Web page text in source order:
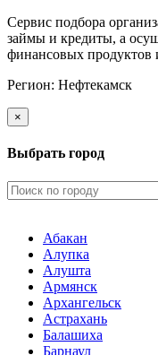
Сервис подбора
займы и кредиты, а
финансовых продуктов
Регион: Нефтекамск
×
Выбрать город
Абакан
Алупка
Алушта
Армянск
Архангельск
Астрахань
Балашиха
Барнаул